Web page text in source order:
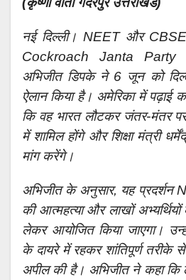
नई दिल्ली। NEET और
Cockroach Janta
अभिजीत डिपके ने 6 जून को
ऐलान किया है। अमेरिका में पढ़ाई
कि वह भारत लौटकर जंतर-मंतर पर
में शामिल होंगे और शिक्षा मंत्री
मांग करेंगे।
अभिजीत के अनुसार, यह प्रदर्शन
की आत्महत्या और लाखों
लेकर आयोजित किया जाएगा।
के दायरे में रहकर शांतिपूर्ण तरीके
अपील की है। अभिजीत ने कहा कि